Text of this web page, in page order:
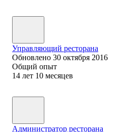
Управляющий ресторана
Обновлено 30 октября 2016
Общий опыт
14 лет 10 месяцев
Администратор ресторана